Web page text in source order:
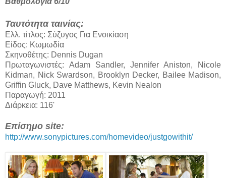
Ταυτότητα ταινίας:
Ελλ. τίτλος: Σύζυγος Για Ενοικίαση
Είδος: Κωμωδία
Σκηνοθέτης: Dennis Dugan
Πρωταγωνιστές: Adam Sandler, Jennifer Aniston, Nicole
Kidman, Nick Swardson, Brooklyn Decker, Bailee Madison,
Griffin Gluck, Dave Matthews, Kevin Nealon
Παραγωγή: 2011
Διάρκεια: 116'
Επίσημο site:
http://www.sonypictures.com/homevideo/justgowithit/